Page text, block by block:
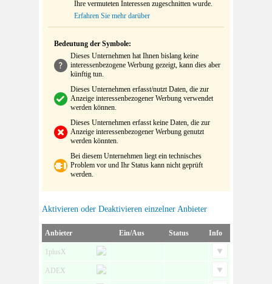
Ihre vermuteten Interessen zugeschnitten wurde.
Erfahren Sie mehr darüber
Bedeutung der Symbole:
Dieses Unternehmen hat Ihnen bislang keine
interessenbezogene Werbung gezeigt, kann dies aber
künftig tun.
Dieses Unternehmen erfasst/nutzt Daten, die zur
Anzeige interessenbezogener Werbung verwendet
werden können.
Dieses Unternehmen erfasst keine Daten, die zur
Anzeige interessenbezogener Werbung genutzt
werden könnten.
Bei diesem Unternehmen liegt ein technisches
Problem vor und Ihr Status kann nicht geprüft
werden.